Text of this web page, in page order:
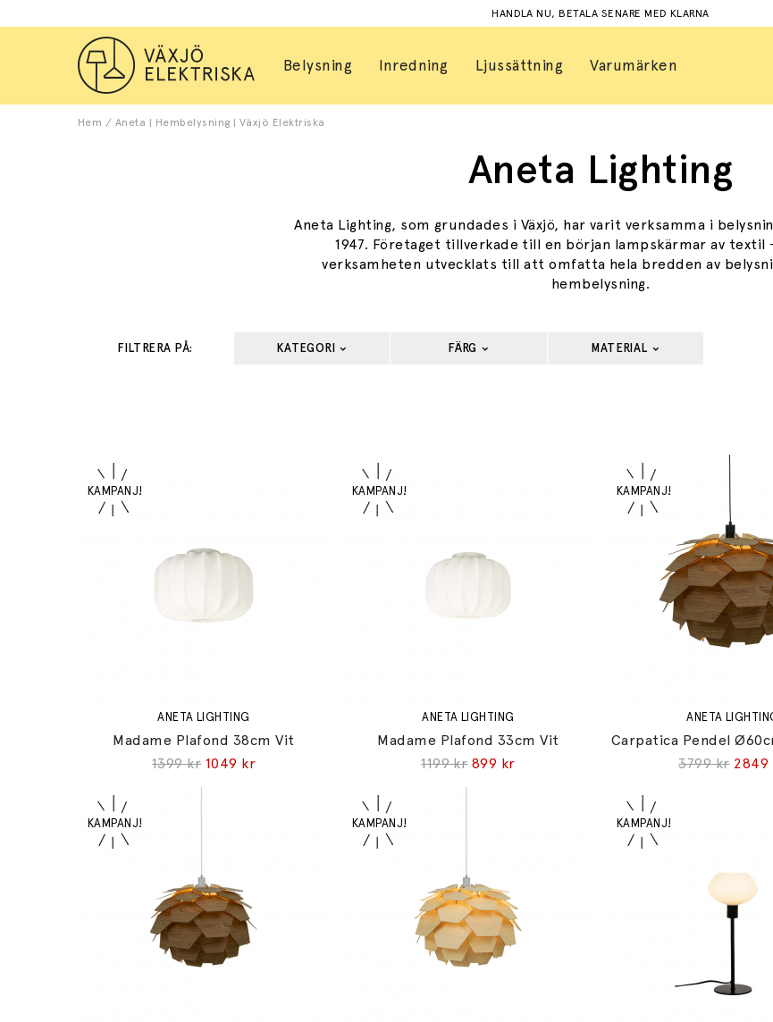
HANDLA NU, BETALA SENARE MED KLARNA
Belysning Inredning Ljussättning Varumärken
Hem / Aneta | Hembelysning | Växjö Elektriska
Aneta Lighting
Aneta Lighting, som grundades i Växjö, har varit verksamma i
1947. Företaget tillverkade till en början lampskärmar av textil
verksamheten utvecklats till att omfatta hela bredden av
hembelysning.
FILTRERA PÅ: KATEGORI FÄRG MATERIAL
ANETA LIGHTING
Madame Plafond 38cm Vit
1399 kr 1049 kr
ANETA LIGHTING
Madame Plafond 33cm Vit
1199 kr 899 kr
ANETA
Carpatica Pendel
3799 kr 2849